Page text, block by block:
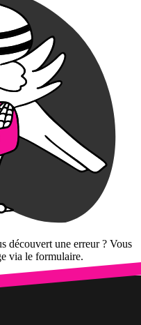
découvert une erreur ? Vous
via le formulaire.